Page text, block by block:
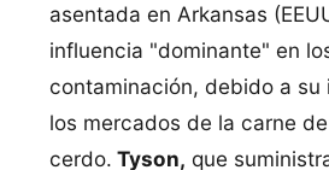
asentada en Arkansas
influencia "dominante" en
contaminación, debido a su
los mercados de la carne
cerdo. Tyson, que